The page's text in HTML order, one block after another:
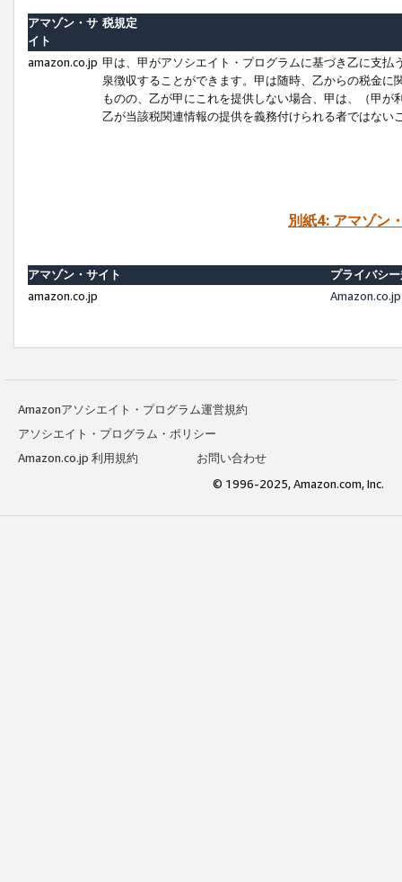
アマゾン・サ
イト
税規定
amazon.co.jp 甲は、甲がアソシエイト・プログラムに基づき乙に支
泉徴収することができます。甲は随時、乙からの税金
ものの、乙が甲にこれを提供しない場合、甲は、（甲
乙が当該税関連情報の提供を義務付けられる者ではな
別紙4: アマゾン
アマゾン・サイト
プライバシ
amazon.co.jp
Amazonアソシエイト・プログラム運営規約
アソシエイト・プログラム・ポリシー
Amazon.co.jp 利用規約
お問い合わせ
© 1996-2025, Amazon.com, Inc.